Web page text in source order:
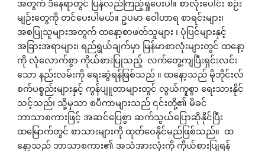
အတွက် ဒီနေရာတွင် ပြန်လည်ကြည့်ရှုပေးပါ။ စာလုံးပေါင်း စဉ်း
မျဉ်းတွေကို တင်‌ပေးပါမယ်။ ဥပမာ ဝေါဟာရ စာရင်းများ၊
အစပြုသူများအတွက် ထ​နော့စာဖတ်သူများ ၊ ပုံပြင်များနှင့်
အခြားအရာများ၊ ရည်ရွယ်ချက်မှာ မြန်မာစာလုံးများတွင် ထနော့
ကို လုံလောက်စွာ ကိုယ်စားပြုသည့် လက်တွေ့ကျပြီးရှင်းလင်း
သော နည်းလမ်းကို ရေးဆွဲရန်ဖြစ်သည် ။ ထနော့သည် မိုဘိုင်းလ်
စက်ပစ္စည်းများနှင့် ကွန်ပျူတာများတွင် လွယ်ကူစွာ ရေးသားနိုင်
သင့်သည်၊ သို့မှသာ စပီကာများသည် ၎င်းတို့၏ မိခင်
ဘာသာစကားဖြင့် အဆင်ပြေစွာ ဆက်သွယ်ပြောဆိုနိုင်ပြီး
ထမြောက်တွင် စာသားများကို ထုတ်ဝေနိုင်မည်ဖြစ်သည်။ ထ
နော့သည် ဘာသာစကား၏ အသံအားလုံးကို ကိုယ်စားပြုရန်